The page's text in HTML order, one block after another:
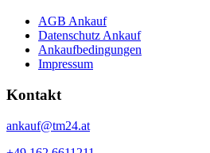
AGB Ankauf
Datenschutz Ankauf
Ankaufbedingungen
Impressum
Kontakt
ankauf@tm24.at